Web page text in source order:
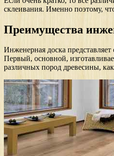
склеивания. Именно поэтому,
Преимущества
Инженерная доска
Первый, основной,
различных пород древесины,